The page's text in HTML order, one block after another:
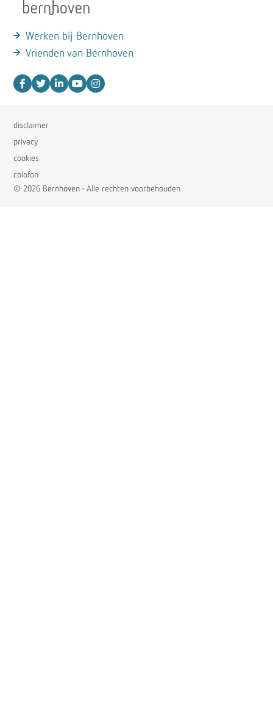
Werken bij Bernhoven
Vrienden van Bernhoven
disclaimer
privacy
cookies
colofon
© 2026 Bernhoven - Alle rechten voorbehouden